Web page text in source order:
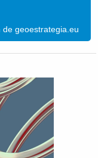
geoestrategia.eu